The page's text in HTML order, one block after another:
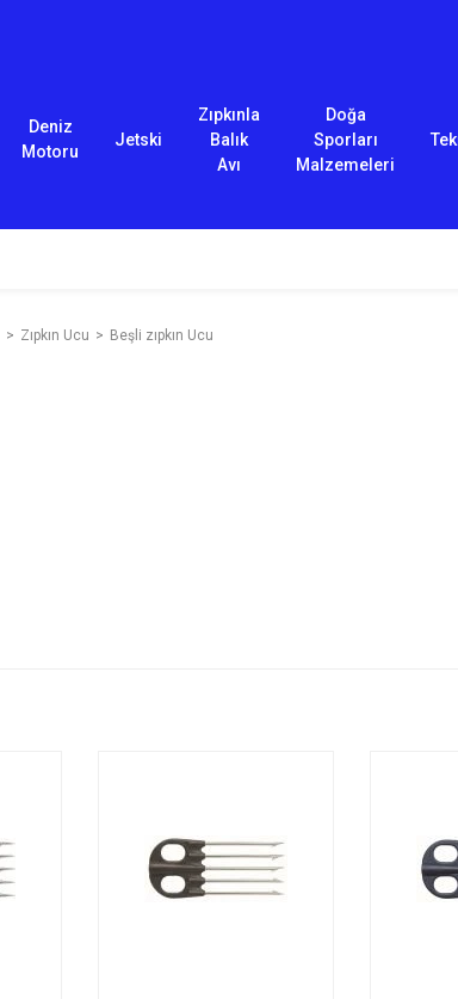
Deniz
Motoru
Jetski
Zıpkınla
Balık
Avı
Doğa
Sporları
Malzemeleri
Zıpkın Ucu Beşli zıpkın Ucu